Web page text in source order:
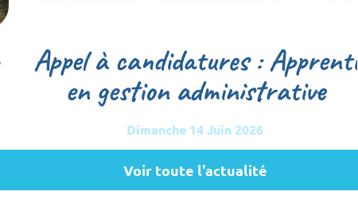
Appel à candidatures : Apprenti
en gestion administrative
Dimanche 14 Juin 2026
Voir toute l'actualité